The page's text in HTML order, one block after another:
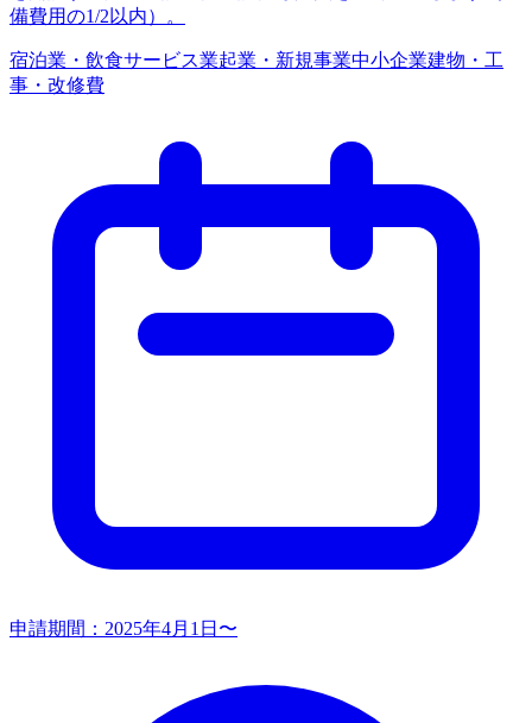
備費用の1/2以内）。
宿泊業・飲食サービス業起業・新規事業中小企業建物・工
事・改修費
申請期間： 2025年4月1日〜